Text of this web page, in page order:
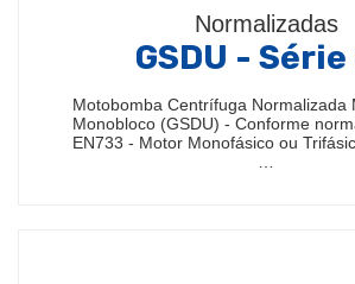
Normalizadas
GSDU -
Motobomba Centrífuga Normalizada
Monobloco (GSDU) - Conforme
EN733 - Motor Monofásico ou